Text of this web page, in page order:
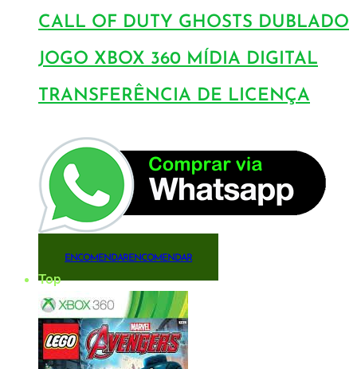
CALL OF DUTY GHOSTS DUBLADO
JOGO XBOX 360 MÍDIA DIGITAL
TRANSFERÊNCIA DE LICENÇA
ENCOMENDARENCOMENDAR
Top